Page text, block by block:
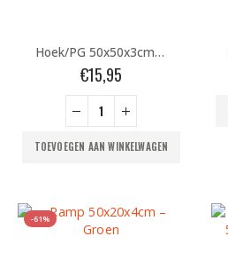
Hoek/PG 50x50x3cm – Zwart
€15,95
TOEVOEGEN AAN WINKELWAGEN
-61%